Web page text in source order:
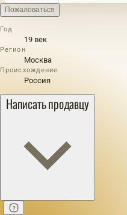
Пожаловаться
Год
19 век
Регион
Москва
Происхождение
Россия
Написать продавцу